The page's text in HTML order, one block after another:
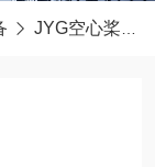
JYG空心桨叶干燥机